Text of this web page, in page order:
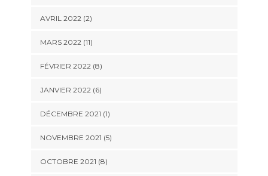
AVRIL 2022 (2)
MARS 2022 (11)
FÉVRIER 2022 (8)
JANVIER 2022 (6)
DÉCEMBRE 2021 (1)
NOVEMBRE 2021 (5)
OCTOBRE 2021 (8)